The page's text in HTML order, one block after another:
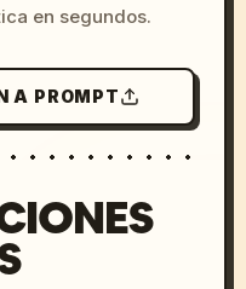
en segundos.
A PROMPT